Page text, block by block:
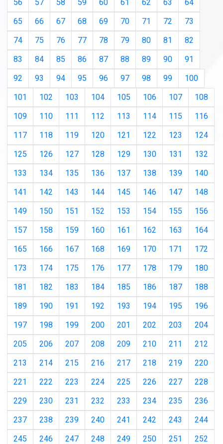
56
57 58 59 60 61 62 63
64
65
66 67 68 69 70 71 72
73
74
75 76 77 78 79 80 81
82
83
84 85 86 87 88 89 90
91
92
93 94 95 96 97 98 99
100
101
102 103 104 105 106 107
108
109
110 111 112 113 114 115
116
117
118 119 120 121 122 123
124
125
126 127 128 129 130 131
132
133
134 135 136 137 138 139
140
141
142 143 144 145 146 147
148
149
150 151 152 153 154 155
156
157
158 159 160 161 162 163
164
165
166 167 168 169 170 171
172
173
174 175 176 177 178 179
180
181
182 183 184 185 186 187
188
189
190 191 192 193 194 195
196
197
198 199 200 201 202 203
204
205
206 207 208 209 210 211
212
213
214 215 216 217 218 219
220
221
222 223 224 225 226 227
228
229
230 231 232 233 234 235
236
237
238 239 240 241 242 243
244
245
246 247 248 249 250 251
252